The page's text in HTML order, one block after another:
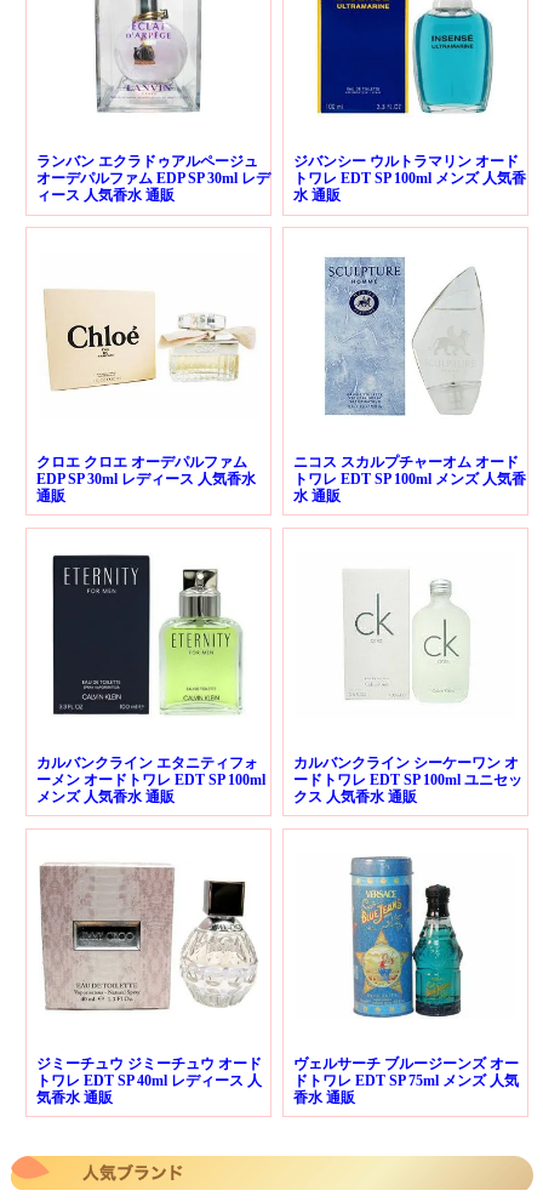
ランバン エクラドゥアルページュ
オーデパルファム EDP SP 30ml レデ
ィース 人気香水 通販
ジバンシー ウルトラマリン オード
トワレ EDT SP 100ml メンズ 人気香
水 通販
クロエ クロエ オーデパルファム
EDP SP 30ml レディース 人気香水
通販
ニコス スカルプチャーオム オード
トワレ EDT SP 100ml メンズ 人気香
水 通販
カルバンクライン エタニティフォ
ーメン オードトワレ EDT SP 100ml
メンズ 人気香水 通販
カルバンクライン シーケーワン オ
ードトワレ EDT SP 100ml ユニセッ
クス 人気香水 通販
ジミーチュウ ジミーチュウ オード
トワレ EDT SP 40ml レディース 人
気香水 通販
ヴェルサーチ ブルージーンズ オー
ドトワレ EDT SP 75ml メンズ 人気
香水 通販